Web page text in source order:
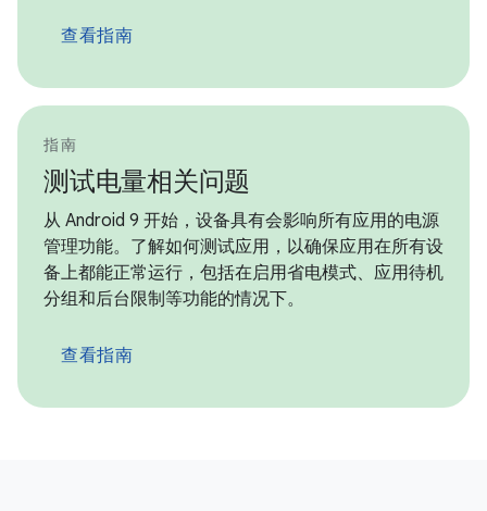
查看指南
指南
测试电量相关问题
从 Android 9 开始，设备具有会影响所有应用的电源
管理功能。了解如何测试应用，以确保应用在所有设
备上都能正常运行，包括在启用省电模式、应用待机
分组和后台限制等功能的情况下。
查看指南